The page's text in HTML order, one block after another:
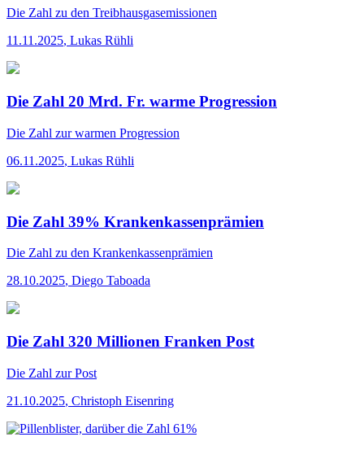
Die Zahl zu den Treibhausgasemissionen
11.11.2025, Lukas Rühli
Die Zahl 20 Mrd. Fr. warme Progression
Die Zahl zur warmen Progression
06.11.2025, Lukas Rühli
Die Zahl 39% Krankenkassenprämien
Die Zahl zu den Krankenkassenprämien
28.10.2025, Diego Taboada
Die Zahl 320 Millionen Franken Post
Die Zahl zur Post
21.10.2025, Christoph Eisenring